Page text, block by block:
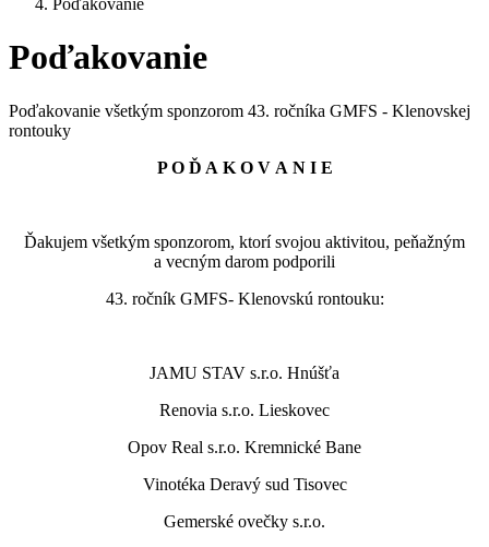
Poďakovanie
Poďakovanie
Poďakovanie všetkým sponzorom 43. ročníka GMFS - Klenovskej
rontouky
P O Ď A K O V A N I E
Ďakujem všetkým sponzorom, ktorí svojou aktivitou, peňažným
a vecným darom podporili
43. ročník GMFS- Klenovskú rontouku:
JAMU STAV s.r.o. Hnúšťa
Renovia s.r.o. Lieskovec
Opov Real s.r.o. Kremnické Bane
Vinotéka Deravý sud Tisovec
Gemerské ovečky s.r.o.